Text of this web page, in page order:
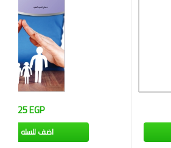
225 EGP
اضف للسله